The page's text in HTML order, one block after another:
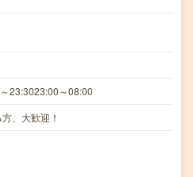
23:3023:00～08:00
、大歓迎！